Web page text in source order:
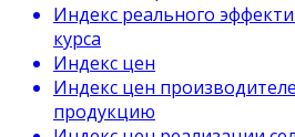
Индекс реального
курса
Индекс цен
Индекс цен
продукцию